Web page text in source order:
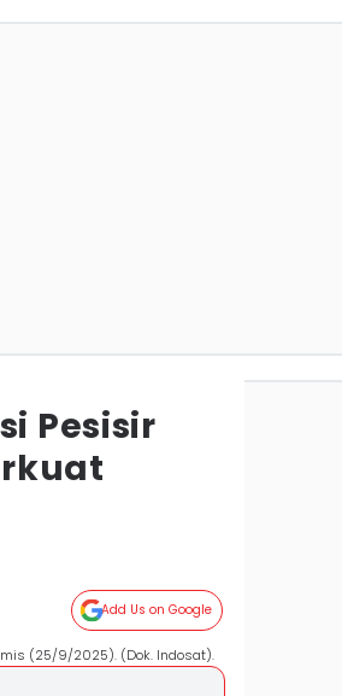
Pesisir
Add Us on Google
(25/9/2025). (Dok. Indosat).